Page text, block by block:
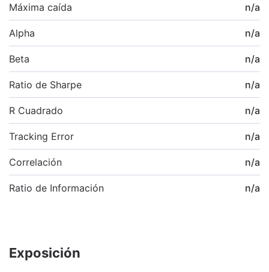
Máxima caída n/a
Alpha n/a
Beta n/a
Ratio de Sharpe n/a
R Cuadrado n/a
Tracking Error n/a
Correlación n/a
Ratio de Información n/a
Exposición